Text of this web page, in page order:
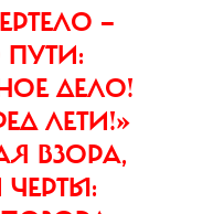
—
ДЕЛО!
ЛЕТИ!»
ВЗОРА,